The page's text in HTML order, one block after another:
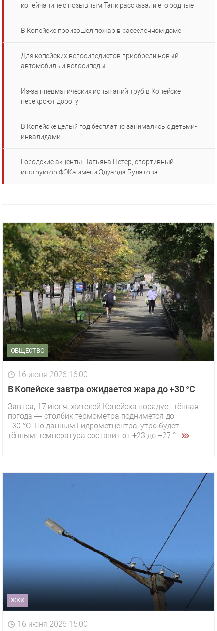
копейчанине с позывным Танк рассказали его родные
В Копейске произошел пожар в расселенном доме
Для копейских велосипедистов приобрели новый
автомобиль и велосипеды
Из-за пневматических испытаний труб в Копейске
перекроют дорогу
В Копейске целый год бесплатно занимались с детьми-
инвалидами
Городские акценты. Татьяна Петер, спортивный
инструктор ФОКа имени Эдуарда Булатова
ОБЩЕСТВО
16 июня 2026 16:00
В Копейске завтра ожидается жара до +30 °C
Завтра, 17 июня, жителей Копейска порадует тёплая
погода — столбик термометра поднимется до
+30 °C. По данным Гидрометцентра, утро будет
тёплым: температура составит от +23 до +27 °...
ЖКХ
16 июня 2026 15:00